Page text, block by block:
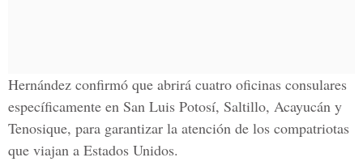
Hernández confirmó que abrirá cuatro oficinas consulares
específicamente en San Luis Potosí, Saltillo, Acayucán y
Tenosique, para garantizar la atención de los compatriotas
que viajan a Estados Unidos.